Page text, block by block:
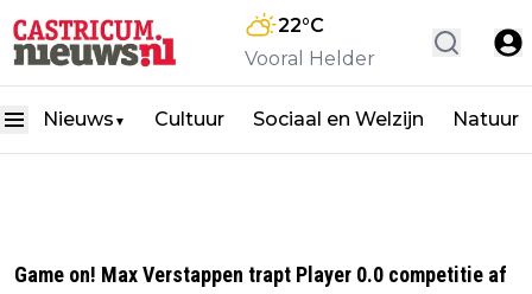
22°C
Vooral Helder
Nieuws ▼ Cultuur Sociaal en Welzijn Natuur
Game on! Max Verstappen trapt Player 0.0 competitie af